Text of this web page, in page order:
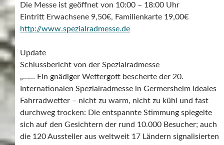
Die Messe ist geöffnet von 10:00 – 18:00 Uhr
Eintritt Erwachsene 9,50€, Familienkarte 19,00€
http://www.spezialradmesse.de
Update
Schlussbericht von der Spezialradmesse
„…… Ein gnädiger Wettergott bescherte der 20.
Internationalen Spezialradmesse in Germersheim ideales
Fahrradwetter – nicht zu warm, nicht zu kühl und fast
durchweg trocken: Die entspannte Stimmung spiegelte
sich auf den Gesichtern der rund 10.000 Besucher; auch
die 120 Aussteller aus weltweit 17 Ländern signalisierten